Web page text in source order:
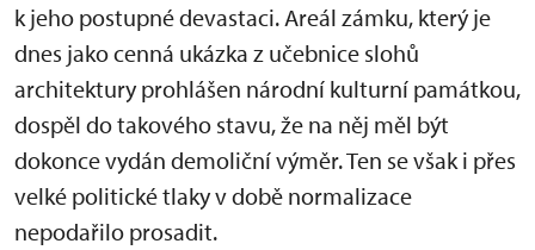
k jeho postupné devastaci. Areál zámku, který je
dnes jako cenná ukázka z učebnice slohů
architektury prohlášen národní kulturní památkou,
dospěl do takového stavu, že na něj měl být
dokonce vydán demoliční výměr. Ten se však i přes
velké politické tlaky v době normalizace
nepodařilo prosadit.